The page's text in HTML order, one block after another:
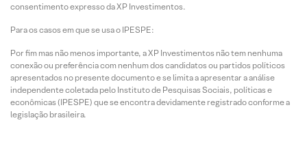
consentimento expresso da XP Investimentos.
Para os casos em que se usa o IPESPE:
Por fim mas não menos importante, a XP Investimentos não tem nenhuma
conexão ou preferência com nenhum dos candidatos ou partidos políticos
apresentados no presente documento e se limita a apresentar a análise
independente coletada pelo Instituto de Pesquisas Sociais, políticas e
econômicas (IPESPE) que se encontra devidamente registrado conforme a
legislação brasileira.